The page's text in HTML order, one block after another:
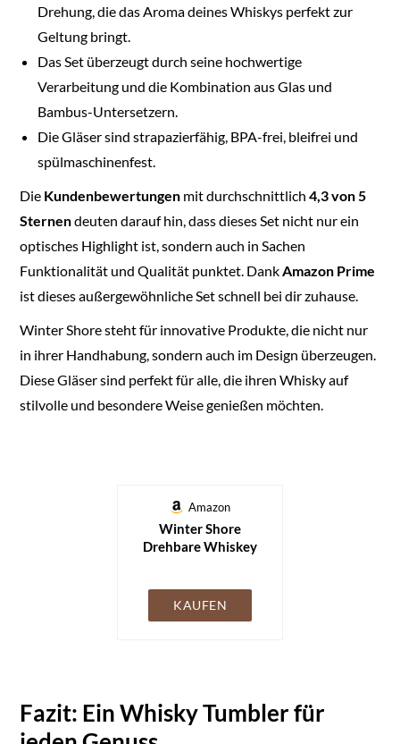
Drehung, die das Aroma deines Whiskys perfekt zur
Geltung bringt.
Das Set überzeugt durch seine hochwertige
Verarbeitung und die Kombination aus Glas und
Bambus-Untersetzern.
Die Gläser sind strapazierfähig, BPA-frei, bleifrei und
spülmaschinenfest.
Die Kundenbewertungen mit durchschnittlich4,3 von 5
Sternendeuten darauf hin, dass dieses Set nicht nur ein
optisches Highlight ist, sondern auch in Sachen
Funktionalität und Qualität punktet. Dank Amazon Prime
ist dieses außergewöhnliche Set schnell bei dir zuhause.
Winter Shore steht für innovative Produkte, die nicht nur
in ihrer Handhabung, sondern auch im Design überzeugen.
Diese Gläser sind perfekt für alle, die ihren Whisky auf
stilvolle und besondere Weise genießen möchten.
Amazon
Winter Shore
Drehbare Whiskey
Whisky Gläser mit
Bambus-Untersetzern
Scotch, Bourbon &
Cocktails
KAUFEN
Fazit: Ein Whisky Tumbler für